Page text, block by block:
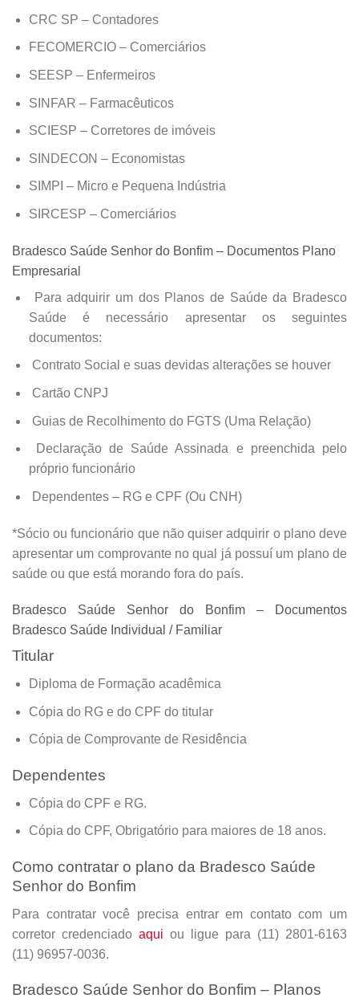
CRC SP – Contadores
FECOMERCIO – Comerciários
SEESP – Enfermeiros
SINFAR – Farmacêuticos
SCIESP – Corretores de imóveis
SINDECON – Economistas
SIMPI – Micro e Pequena Indústria
SIRCESP – Comerciários
Bradesco Saúde Senhor do Bonfim – Documentos Plano
Empresarial
Para adquirir um dos Planos de Saúde da Bradesco
Saúde é necessário apresentar os seguintes
documentos:
Contrato Social e suas devidas alterações se houver
Cartão CNPJ
Guias de Recolhimento do FGTS (Uma Relação)
Declaração de Saúde Assinada e preenchida pelo
próprio funcionário
Dependentes – RG e CPF (Ou CNH)
*Sócio ou funcionário que não quiser adquirir o plano deve
apresentar um comprovante no qual já possuí um plano de
saúde ou que está morando fora do país.
Bradesco Saúde Senhor do Bonfim – Documentos
Bradesco Saúde Individual / Familiar
Titular
Diploma de Formação acadêmica
Cópia do RG e do CPF do titular
Cópia de Comprovante de Residência
Dependentes
Cópia do CPF e RG.
Cópia do CPF, Obrigatório para maiores de 18 anos.
Como contratar o plano da Bradesco Saúde
Senhor do Bonfim
Para contratar você precisa entrar em contato com um
corretor credenciado aqui ou ligue para (11) 2801-6163
(11) 96957-0036.
Bradesco Saúde Senhor do Bonfim – Planos